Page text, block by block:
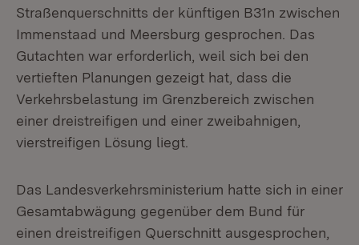
Straßenquerschnitts der künftigen B31n zwischen
Immenstaad und Meersburg gesprochen. Das
Gutachten war erforderlich, weil sich bei den
vertieften Planungen gezeigt hat, dass die
Verkehrsbelastung im Grenzbereich zwischen
einer dreistreifigen und einer zweibahnigen,
vierstreifigen Lösung liegt.
Das Landesverkehrsministerium hatte sich in einer
Gesamtabwägung gegenüber dem Bund für
einen dreistreifigen Querschnitt ausgesprochen,